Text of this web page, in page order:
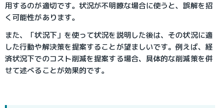
用するのが適切です。状況が不明瞭な場合に使うと、誤解を招
く可能性があります。
また、「状況下」を使って状況を説明した後は、その状況に適
した行動や解決策を提案することが望ましいです。例えば、経
済状況下でのコスト削減を提案する場合、具体的な削減策を併
せて述べることが効果的です。